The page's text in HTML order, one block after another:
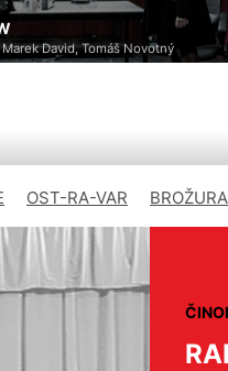
David, Tomáš Novotný
OST-RA-VAR